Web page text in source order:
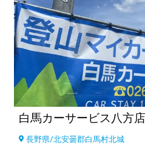
白馬カーサービス八方店
長野県/北安曇郡白馬村北城